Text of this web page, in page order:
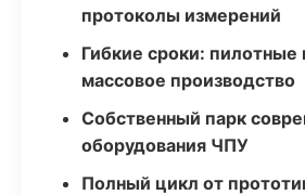
протоколы измерений
Гибкие сроки: пилотные
массовое производство
Собственный парк
оборудования ЧПУ
Полный цикл от